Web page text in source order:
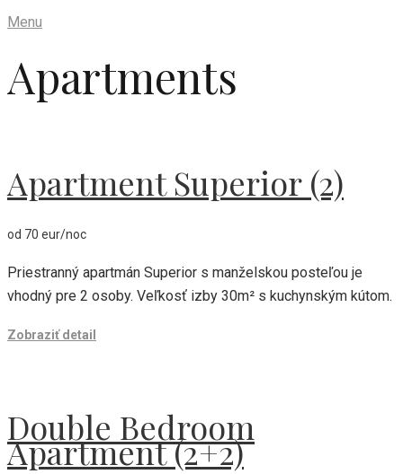
Menu
Apartments
Apartment Superior (2)
od 70 eur/noc
Priestranný apartmán Superior s manželskou posteľou je
vhodný pre 2 osoby. Veľkosť izby 30m² s kuchynským kútom.
Zobraziť detail
Double Bedroom
Apartment (2+2)